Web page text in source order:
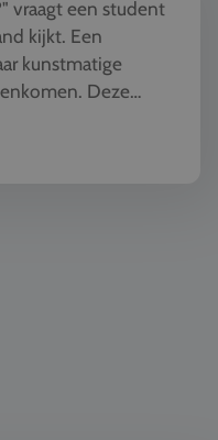
vraagt een student
kijkt. Een
kunstmatige
Deze